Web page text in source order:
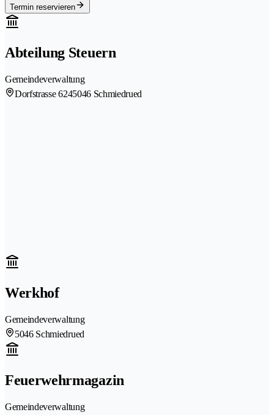
Termin reservieren
Abteilung Steuern
Gemeindeverwaltung
Dorfstrasse 6245046 Schmiedrued
Werkhof
Gemeindeverwaltung
5046 Schmiedrued
Feuerwehrmagazin
Gemeindeverwaltung